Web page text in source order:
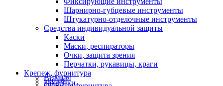
Шарнирно-губцевые инструменты
Штукатурно-отделочные инструменты
Средства индивидуальной защиты
Каски
Маски, респираторы
Очки, защита зрения
Перчатки, рукавицы, краги
Крепеж, фурнитура
Анкеры
Гвозди
Заклепки